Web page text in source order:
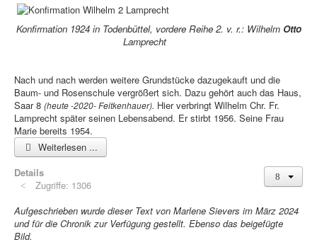
Konfirmation 1924 in Todenbüttel, vordere Reihe 2. v. r.: Wilhelm Otto
Lamprecht
Nach und nach werden weitere Grundstücke dazugekauft und die
Baum- und Rosenschule vergrößert sich. Dazu gehört auch das Haus,
Saar 8 (heute -2020- Feitkenhauer). Hier verbringt Wilhelm Chr. Fr.
Lamprecht später seinen Lebensabend. Er stirbt 1956. Seine Frau
Marie bereits 1954.
Weiterlesen ...
Details
Zugriffe: 1306
Aufgeschrieben wurde dieser Text von Marlene Sievers im März 2024
und für die Chronik zur Verfügung gestellt. Ebenso das beigefügte
Bild.